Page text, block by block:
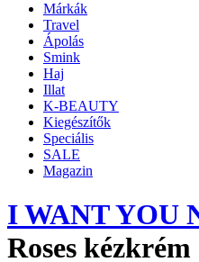
Márkák
Travel
Ápolás
Smink
Haj
Illat
K-BEAUTY
Kiegészítők
Speciális
SALE
Magazin
I WANT YOU
Roses kézkrém